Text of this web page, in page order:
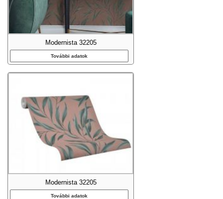
Modernista 32205
További adatok
Modernista 32205
További adatok